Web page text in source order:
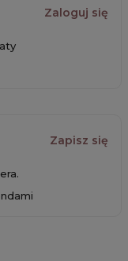
Zaloguj się
Zapisz się